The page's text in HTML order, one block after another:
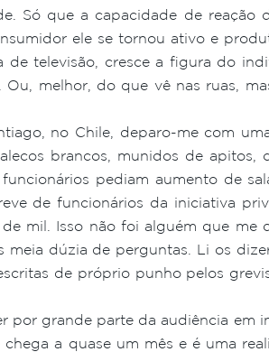
Só que a capacidade de reação
ele se tornou ativo e
televisão, cresce a figura do
melhor, do que vê nas ruas,
no Chile, deparo-me com
brancos, munidos de apitos,
pediam aumento de
de funcionários da iniciativa
mil. Isso não foi alguém que me
dúzia de perguntas. Li os
de próprio punho pelos
por grande parte da audiência em
a quase um mês e é uma